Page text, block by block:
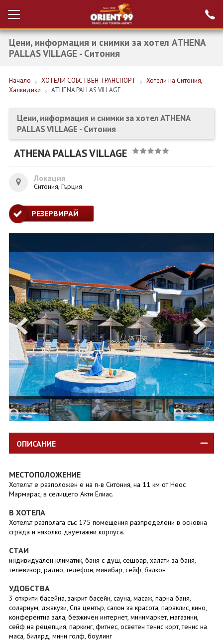
Вход за агенти
Проверка на
НОВА ГОДИНА ТУРЦИЯ
ПОЧИВКИ
КРУИЗИ
ЕКЗОТИКА
ОЩЕ
ФИРМЕНИ ДОКУМЕНТИ
0700 144 34 Запитване
ПОСЛЕДВАЙТЕ НИ
Цени, информация и снимки за хотел ATHENA
PALLAS VILLAGE - Ситония
Начало ХОТЕЛИ СОБСТВЕН ТРАНСПОРТ
Хотели на Ситония,
Халкидики
ATHENA PALLAS VILLAGE
Цени, информация и снимки за хотел ATHENA
PALLAS VILLAGE - Ситония
ATHENA PALLAS VILLAGE
Локация
Ситония, Гърция
РЕЗЕРВИРАЙ
ОПИСАНИЕ
МЕСТОПОЛОЖЕНИЕ
Хотелът е разположен е на п-в Ситония, на 11 км от Неос
Мармарас, в селището Акти Елиас.
В ХОТЕЛА
Хотелът разполага със 175 помещения разпределени в основна
сграда и няколко двуетажни корпуса.
СТАИ
индивидуален климатик, баня с душ, сешоар, халати за баня,
телевизор, радио, телефон, минибар, сейф, балкон
УДОБСТВА
3 открити басейна, закрит басейн, сауна, масаж, парна баня,
солариум, джакузи, Спа център, салон за красота, параклис, кино,
конферентна зала, безжичен интернет, минимаркет, магазини,
сейф на рецепция, паркинг, фитнес, осветен тенис корт, тенис на
маса, билярд, мини голф, боулинг